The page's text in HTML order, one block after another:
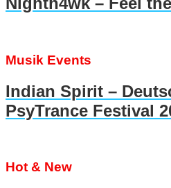
Musik Events
Indian Spirit –
PsyTrance Festival
Hot & New